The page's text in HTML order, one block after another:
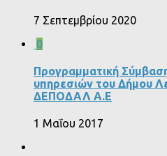
7 Σεπτεμβρίου 2020
0
Προγραμματική
υπηρεσιών του Δήμου
ΔΕΠΟΔΑΛ Α.Ε
1 Μαΐου 2017